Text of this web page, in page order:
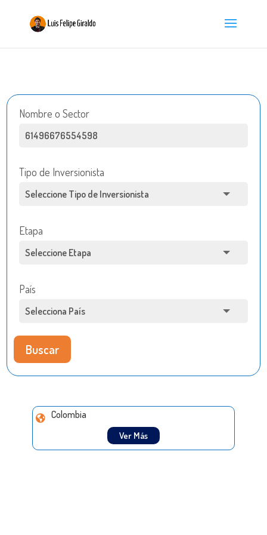
Nombre o Sector
Tipo de Inversionista
Etapa
País
Buscar
Colombia
Ver Más